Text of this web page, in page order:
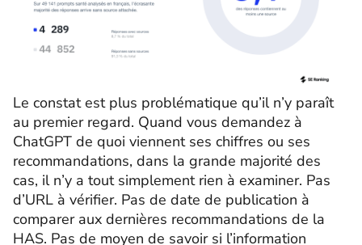
Le constat est plus problématique qu’il n’y paraît
au premier regard. Quand vous demandez à
ChatGPT de quoi viennent ses chiffres ou ses
recommandations, dans la grande majorité des
cas, il n’y a tout simplement rien à examiner. Pas
d’URL à vérifier. Pas de date de publication à
comparer aux dernières recommandations de la
HAS. Pas de moyen de savoir si l’information